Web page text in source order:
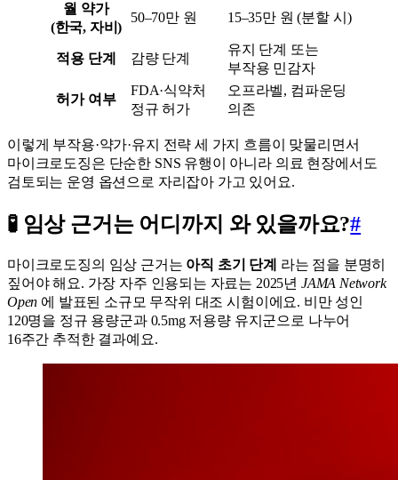
월 약가
(한국, 자비)
50–70만 원 15–35만 원 (분할 시)
적용 단계 감량 단계
유지 단계 또는
부작용 민감자
허가 여부
FDA·식약처
정규 허가
오프라벨, 컴파운딩
의존
이렇게 부작용·약가·유지 전략 세 가지 흐름이 맞물리면서
마이크로도징은 단순한 SNS 유행이 아니라 의료 현장에서도
검토되는 운영 옵션으로 자리잡아 가고 있어요.
🧪 임상 근거는 어디까지 와 있을까요?#
마이크로도징의 임상 근거는 아직 초기 단계
라는 점을 분명히
짚어야 해요. 가장 자주 인용되는 자료는 2025년 JAMA Network
Open 에 발표된 소규모 무작위 대조 시험이에요. 비만 성인
120명을 정규 용량군과 0.5mg 저용량 유지군으로 나누어
16주간 추적한 결과예요.